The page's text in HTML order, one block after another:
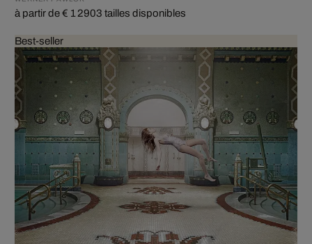
à partir de € 1 2903 tailles disponibles
Best-seller